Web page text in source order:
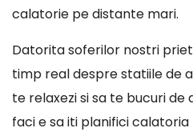
calatorie pe distante mari.
Datorita soferilor nostri
timp real despre statiile de
te relaxezi si sa te bucuri
faci e sa iti planifici